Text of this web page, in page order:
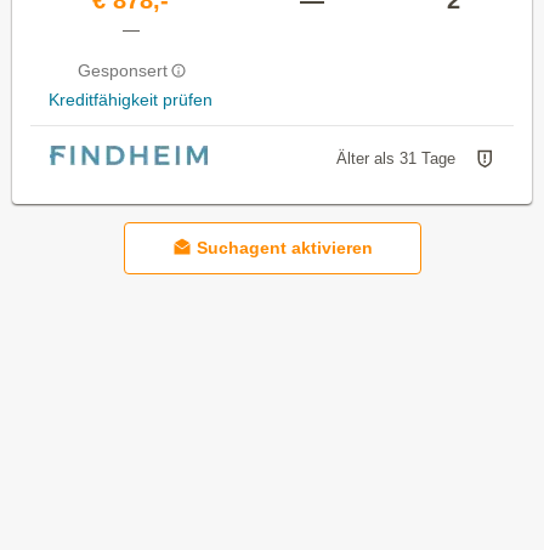
—
Gesponsert
Kreditfähigkeit prüfen
Älter als 31 Tage
Suchagent aktivieren